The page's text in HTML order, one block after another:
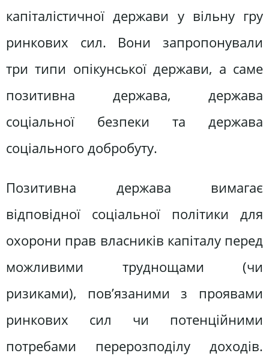
капіталістичної держави у вільну гру
ринкових сил. Вони запропонували
три типи опікунської держави, а саме
позитивна держава, держава
соціальної безпеки та держава
соціального добробуту.
Позитивна держава вимагає
відповідної соціальної політики для
охорони прав власників капіталу перед
можливими труднощами (чи
ризиками), пов’язаними з проявами
ринкових сил чи потенційними
потребами перерозподілу доходів.